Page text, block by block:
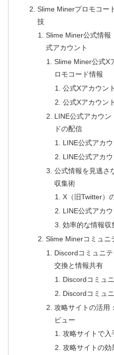
Slime Minerプロモコー
技
Slime Miner公式情報
式アカウント
Slime Miner公式X
ロモコード情報
公式Xアカウン
公式Xアカウン
LINE公式アカウ
ドの配信
LINE公式アカ
LINE公式アカ
公式情報を見逃さ
収集術
X（旧Twitter）
LINE公式アカ
効率的な情報収
Slime Minerコミュニ
Discordコミュニ
交換と情報共有
Discordコミュ
Discordコミュ
攻略サイトの活用
ビュー
攻略サイトで入
攻略サイトの効